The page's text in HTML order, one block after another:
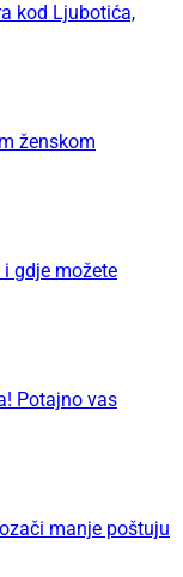
kod Ljubotića,
ženskom
i gdje možete
Potajno vas
manje poštuju